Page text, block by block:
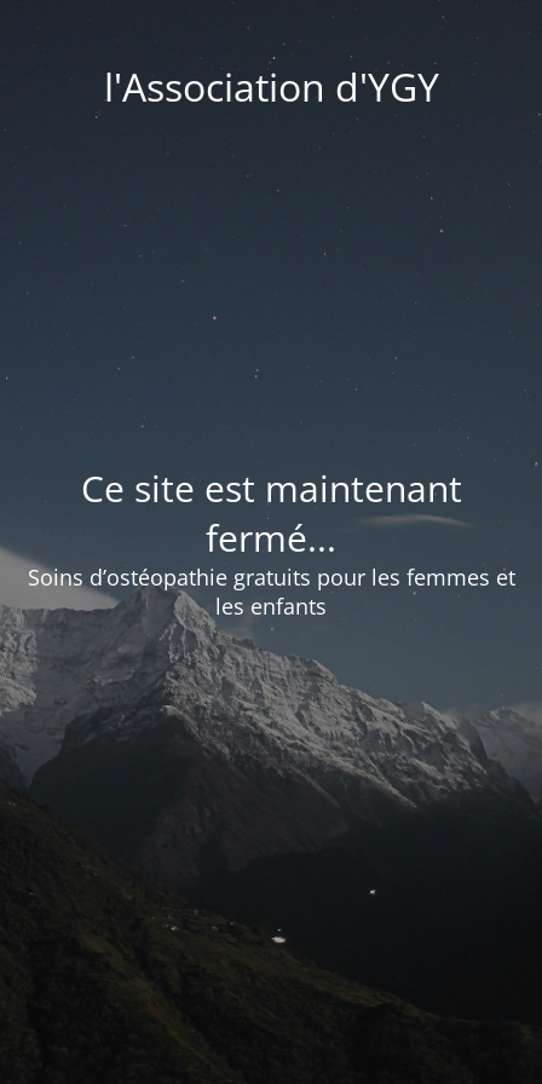
l'Association d'YGY
Ce site est maintenant
fermé...
Soins d’ostéopathie gratuits pour les femmes et
les enfants